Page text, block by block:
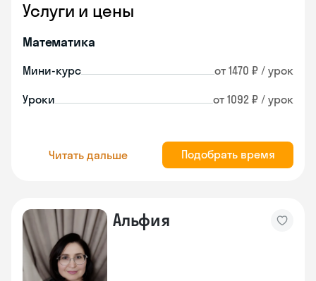
Услуги и цены
Математика
Мини-курс от 1470 ₽ / урок
Уроки от 1092 ₽ / урок
Читать дальше Подобрать время
Альфия